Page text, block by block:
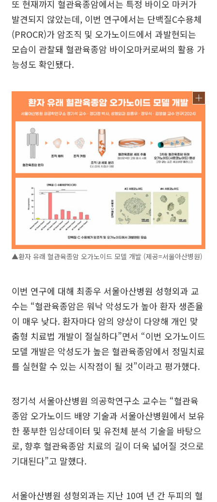
또 현재까지 혈관육종암에서는 특정 바이오 마커가
발견되지 않았는데, 이번 연구에서는 단백질C수용체
(PROCR)가 암조직 및 오가노이드에서 과발현되는
모습이 관찰돼 혈관육종암 바이오마커로써의 활용 가
능성도 확인됐다.
▲환자 유래 혈관육종암 오가노이드 모델 개발 (제공=서울아산병원)
이번 연구에 대해 최종우 서울아산병원 성형외과 교
수는 “혈관육종암은 워낙 악성도가 높아 환자 생존율
이 매우 낮다. 환자마다 암의 양상이 다양해 개인 맞
춤형 치료법 개발이 절실하다”면서 “이번 오가노이드
모델 개발은 악성도가 높은 혈관육종암에서 정밀치료
를 실현할 수 있는 시작점이 될 것”이라고 평가했다.
정기석 서울아산병원 의공학연구소 교수는 “혈관육
종암 오가노이드 배양 기술과 서울아산병원에서 보유
한 풍부한 임상데이터 및 유전체 분석 기술을 바탕으
로, 향후 혈관육종암 치료의 길이 더욱 넓어질 것으로
기대된다”고 말했다.
서울아산병원 성형외과는 지난 10여 년 간 두피의 혈